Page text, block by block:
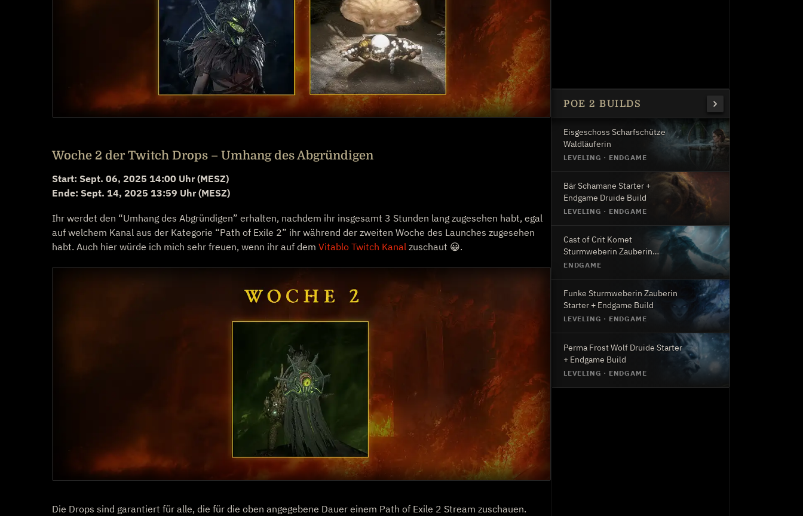
Woche 2 der Twitch Drops – Umhang des Abgründigen
Start: Sept. 06, 2025 14:00 Uhr (MESZ)
Ende: Sept. 14, 2025 13:59 Uhr (MESZ)
Ihr werdet den “Umhang des Abgründigen” erhalten, nachdem ihr insgesamt 3 Stunden lang zugesehen habt, egal
auf welchem Kanal aus der Kategorie “Path of Exile 2” ihr während der zweiten Woche des Launches zugesehen
habt. Auch hier würde ich mich sehr freuen, wenn ihr auf dem Vitablo Twitch Kanal zuschaut 😀.
Die Drops sind garantiert für alle, die für die oben angegebene Dauer einem Path of Exile 2 Stream zuschauen.
POE 2 BUILDS
Eisgeschoss Scharfschütze
Waldläuferin
LEVELING · ENDGAME
Bär Schamane Starter +
Endgame Druide Build
LEVELING · ENDGAME
Cast of Crit Komet
Sturmweberin Zauberin
Endgame Build
ENDGAME
Funke Sturmweberin Zauberin
Starter + Endgame Build
LEVELING · ENDGAME
Perma Frost Wolf Druide Starter
+ Endgame Build
LEVELING · ENDGAME